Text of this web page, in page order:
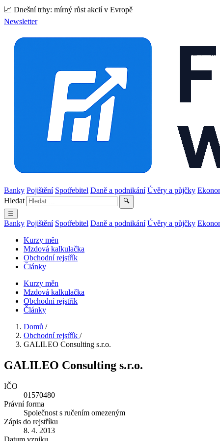
📈 Dnešní trhy: mírný růst akcií v Evropě
Newsletter
Banky Pojištění Spotřebitel Daně a podnikání Úvěry a půjčky
Hledat
🔍
☰
Banky Pojištění Spotřebitel Daně a podnikání Úvěry a půjčky
Kurzy měn
Mzdová kalkulačka
Obchodní rejstřík
Články
Kurzy měn
Mzdová kalkulačka
Obchodní rejstřík
Články
Domů /
Obchodní rejstřík /
GALILEO Consulting s.r.o.
GALILEO Consulting s.r.o.
IČO
01570480
Právní forma
Společnost s ručením omezeným
Zápis do rejstříku
8. 4. 2013
Datum vzniku